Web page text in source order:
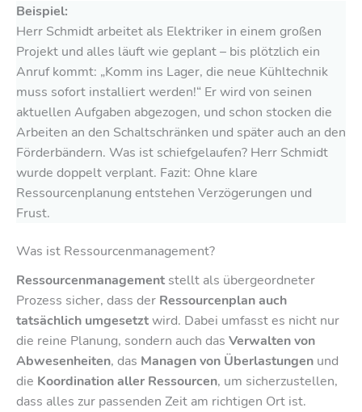
Beispiel:
Herr Schmidt arbeitet als Elektriker in einem großen
Projekt und alles läuft wie geplant – bis plötzlich ein
Anruf kommt: „Komm ins Lager, die neue Kühltechnik
muss sofort installiert werden!“ Er wird von seinen
aktuellen Aufgaben abgezogen, und schon stocken die
Arbeiten an den Schaltschränken und später auch an den
Förderbändern. Was ist schiefgelaufen? Herr Schmidt
wurde doppelt verplant. Fazit: Ohne klare
Ressourcenplanung entstehen Verzögerungen und
Frust.
Was ist Ressourcenmanagement?
Ressourcenmanagement stellt als übergeordneter
Prozess sicher, dass der Ressourcenplan auch
tatsächlich umgesetztwird. Dabei umfasst es nicht nur
die reine Planung, sondern auch das Verwalten von
Abwesenheiten, das Managen von Überlastungen und
die Koordination aller Ressourcen, um sicherzustellen,
dass alles zur passenden Zeit am richtigen Ort ist.